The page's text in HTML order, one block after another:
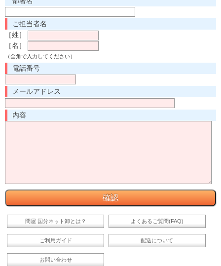
ご担当者名
［姓］
［名］
（全角で入力してください）
電話番号
メールアドレス
内容
問屋 国分ネット卸とは？ よくあるご質問(FAQ)
ご利用ガイド 配送について
お問い合わせ